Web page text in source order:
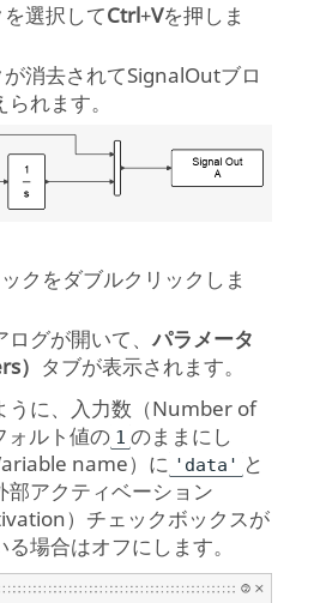
選択してCtrl+Vを押しま
消去されてSignalOutブロ
れます。
クをダブルクリックしま
ログが開いて、パラメータ
） タブが表示されます。
うに、入力数（Number of
ルト値の 1 のままにし
name）に 'data' と
部アクティベーション
）チェックボックスが
場合はオフにします。